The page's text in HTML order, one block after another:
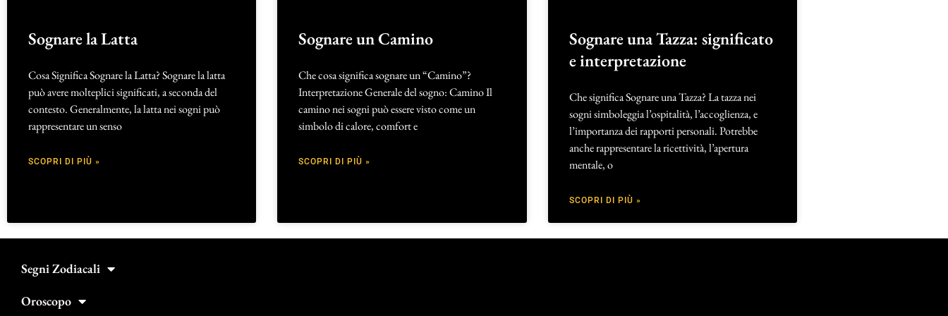
Sognare la Latta
Cosa Significa Sognare la Latta? Sognare la latta
può avere molteplici significati, a seconda del
contesto. Generalmente, la latta nei sogni può
rappresentare un senso
SCOPRI DI PIÙ »
Sognare un Camino
Che cosa significa sognare un “Camino”?
Interpretazione Generale del sogno: Camino Il
camino nei sogni può essere visto come un
simbolo di calore, comfort e
SCOPRI DI PIÙ »
Sognare una Tazza: significato
e interpretazione
Che significa Sognare una Tazza? La tazza nei
sogni simboleggia l’ospitalità, l’accoglienza, e
l’importanza dei rapporti personali. Potrebbe
anche rappresentare la ricettività, l’apertura
mentale, o
SCOPRI DI PIÙ »
Segni Zodiacali
Oroscopo